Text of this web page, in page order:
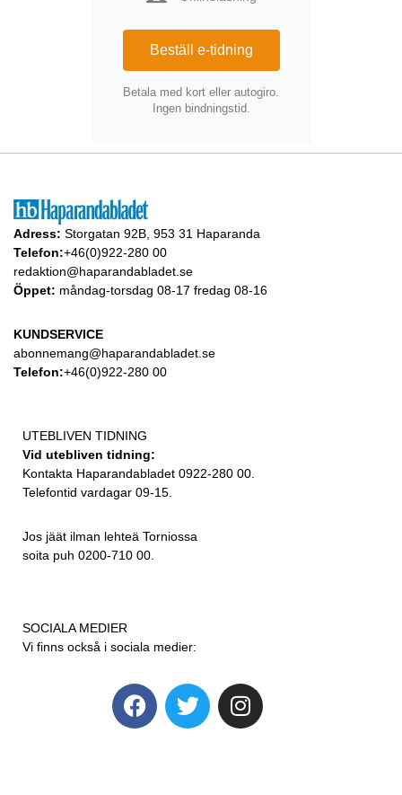
Beställ e-tidning
Betala med kort eller autogiro.
Ingen bindningstid.
Adress: Storgatan 92B, 953 31 Haparanda
Telefon:+46(0)922-280 00
redaktion@haparandabladet.se
Öppet: måndag-torsdag 08-17 fredag 08-16
KUNDSERVICE
abonnemang@haparandabladet.se
Telefon:+46(0)922-280 00
UTEBLIVEN TIDNING
Vid utebliven tidning:
Kontakta Haparandabladet 0922-280 00.
Telefontid vardagar 09-15.
Jos jäät ilman lehteä Torniossa
soita puh 0200-710 00.
SOCIALA MEDIER
Vi finns också i sociala medier: